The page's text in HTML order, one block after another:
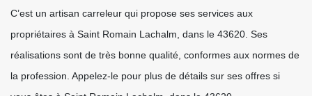
C’est un artisan carreleur qui propose ses services aux
propriétaires à Saint Romain Lachalm, dans le 43620. Ses
réalisations sont de très bonne qualité, conformes aux normes de
la profession. Appelez-le pour plus de détails sur ses offres si